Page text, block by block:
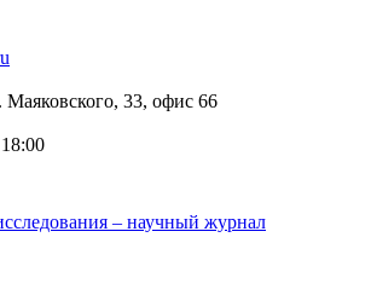
Маяковского, 33, офис 66